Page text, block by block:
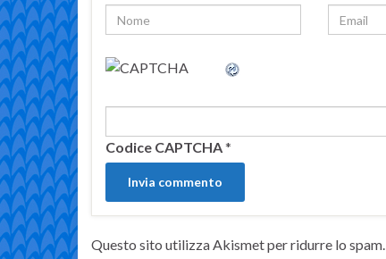
Codice CAPTCHA*
Questo sito utilizza Akismet per ridurre lo spam.